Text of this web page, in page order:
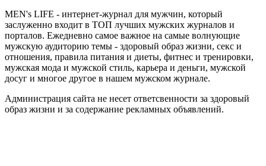
MEN's LIFE - интернет-журнал для мужчин, который
заслуженно входит в ТОП лучших мужских журналов и
порталов. Ежедневно самое важное на самые волнующие
мужскую аудиторию темы - здоровый образ жизни, секс и
отношения, правила питания и диеты, фитнес и тренировки,
мужская мода и мужской стиль, карьера и деньги, мужской
досуг и многое другое в нашем мужском журнале.
Администрация сайта не несет ответсвенности за здоровый
образ жизни и за содержание рекламных объявлений.